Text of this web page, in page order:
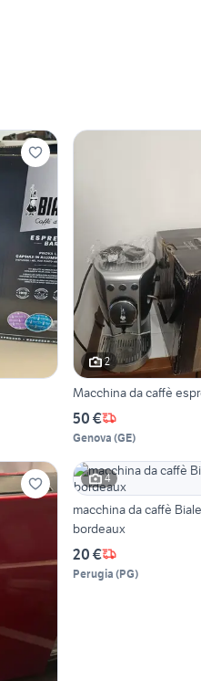
2
Macchina da caffè
50 €
Genova (GE)
4
macchina da caffè
bordeaux
20 €
Perugia (PG)